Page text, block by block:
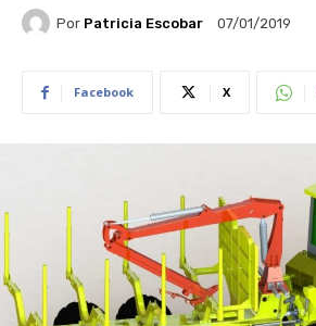
Por Patricia Escobar 07/01/2019
Facebook X